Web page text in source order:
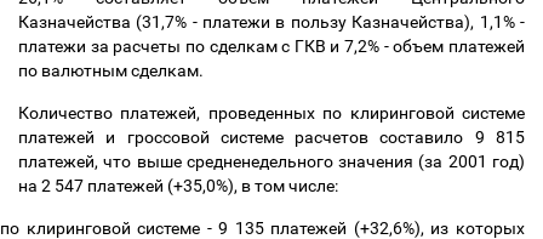
Казначейства (31,7% - платежи в пользу Казначейства), 1,1% -
платежи за расчеты по сделкам с ГКВ и 7,2% - объем платежей
по валютным сделкам.
Количество платежей, проведенных по клиринговой системе
платежей и гроссовой системе расчетов составило 9 815
платежей, что выше средненедельного значения (за 2001 год)
на 2 547 платежей (+35,0%), в том числе:
по клиринговой системе - 9 135 платежей (+32,6%), из которых